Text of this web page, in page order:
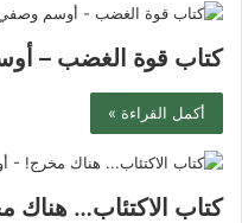
كتاب قوة الغضب –
أكمل القراءة »
كتاب الاكتئاب…